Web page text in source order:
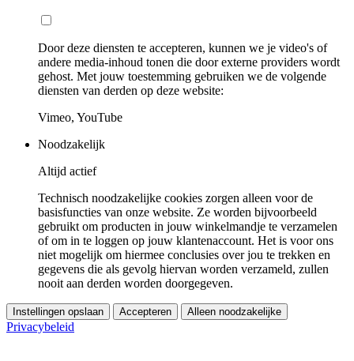
Door deze diensten te accepteren, kunnen we je video's of
andere media-inhoud tonen die door externe providers wordt
gehost. Met jouw toestemming gebruiken we de volgende
diensten van derden op deze website:
Vimeo, YouTube
Noodzakelijk
Altijd actief
Technisch noodzakelijke cookies zorgen alleen voor de
basisfuncties van onze website. Ze worden bijvoorbeeld
gebruikt om producten in jouw winkelmandje te verzamelen
of om in te loggen op jouw klantenaccount. Het is voor ons
niet mogelijk om hiermee conclusies over jou te trekken en
gegevens die als gevolg hiervan worden verzameld, zullen
nooit aan derden worden doorgegeven.
Instellingen opslaan Accepteren Alleen noodzakelijke
Privacybeleid